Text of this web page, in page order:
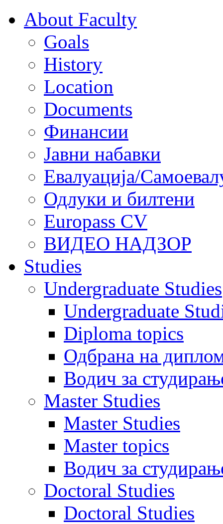
About Faculty
Goals
History
Location
Documents
Финансии
Јавни набавки
Евалуација/
Одлуки и билтени
Europass CV
ВИДЕО НАДЗОР
Studies
Undergraduate Studies
Undergraduate
Diploma topics
Одбрана на
Водич за
Master Studies
Master Studies
Master topics
Водич за
Doctoral Studies
Doctoral Studies